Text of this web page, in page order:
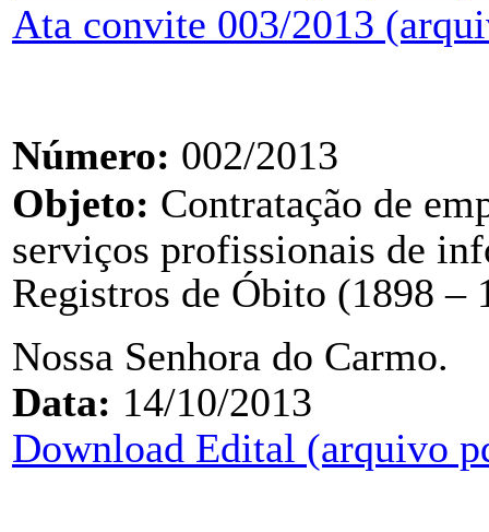
Ata convite 003/2013
Número: 002/2013
Objeto: Contratação de
serviços profissionais de
Registros de Óbito (1898
Nossa Senhora do Carmo.
Data: 14/10/2013
Download Edital (arquivo